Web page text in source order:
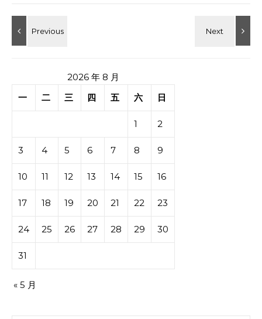
2026 年 8 月
一
二 三 四 五 六 日
1 2
3 4 5 6 7 8 9
10 11 12 13 14 15 16
17 18 19 20 21 22 23
24 25 26 27 28 29 30
31
« 5 月